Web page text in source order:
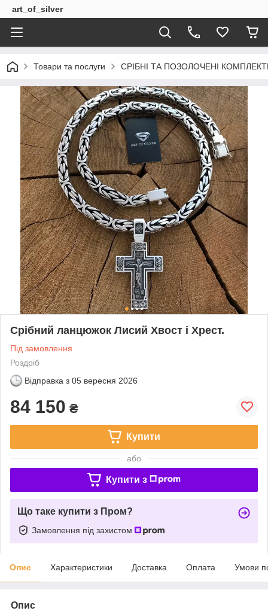
art_of_silver
Товари та послуги СРІБНІ ТА ПОЗОЛОЧЕНІ
Срібний ланцюжок Лисий Хвост і Хрест.
Під замовлення
Роздріб
Відправка з 05 вересня 2026
84 150 ₴
Купити
або
Купити з
Що таке купити з Пром?
Замовлення під захистом
Опис Характеристики Доставка Оплата Умови
Опис